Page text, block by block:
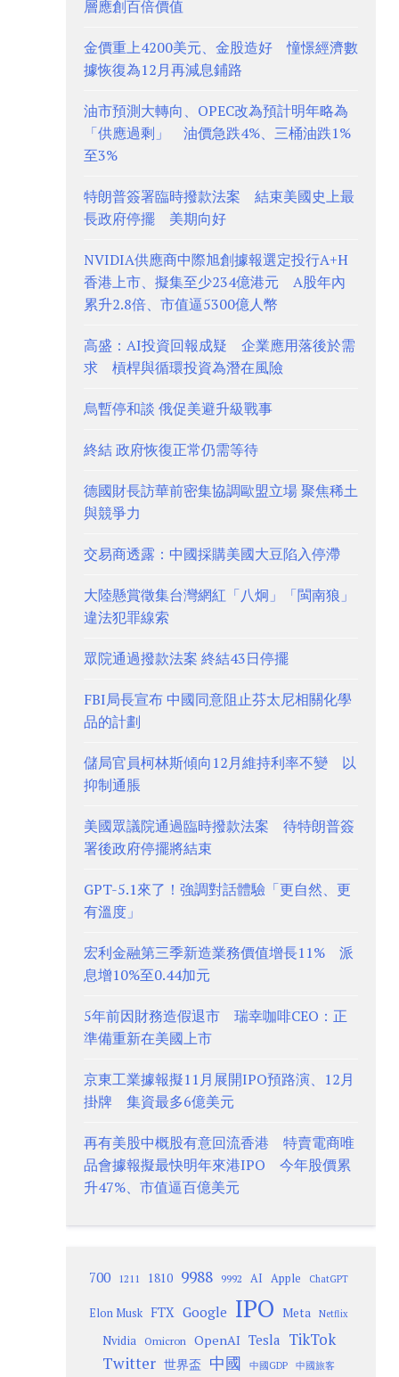
層應創百倍價值
金價重上4200美元、金股造好 憧憬經濟數
據恢復為12月再減息鋪路
油市預測大轉向、OPEC改為預計明年略為
「供應過剩」 油價急跌4%、三桶油跌1%
至3%
特朗普簽署臨時撥款法案 結束美國史上最
長政府停擺 美期向好
NVIDIA供應商中際旭創據報選定投行A+H
香港上市、擬集至少234億港元 A股年內
累升2.8倍、市值逼5300億人幣
高盛：AI投資回報成疑 企業應用落後於需
求 槓桿與循環投資為潛在風險
烏暫停和談 俄促美避升級戰事
終結 政府恢復正常仍需等待
德國財長訪華前密集協調歐盟立場 聚焦稀土
與競爭力
交易商透露：中國採購美國大豆陷入停滯
大陸懸賞徵集台灣網紅「八炯」「閩南狼」
違法犯罪線索
眾院通過撥款法案 終結43日停擺
FBI局長宣布 中國同意阻止芬太尼相關化學
品的計劃
儲局官員柯林斯傾向12月維持利率不變 以
抑制通脹
美國眾議院通過臨時撥款法案 待特朗普簽
署後政府停擺將結束
GPT-5.1來了！強調對話體驗「更自然、更
有溫度」
宏利金融第三季新造業務價值增長11% 派
息增10%至0.44加元
5年前因財務造假退市 瑞幸咖啡CEO：正
準備重新在美國上市
京東工業據報擬11月展開IPO預路演、12月
掛牌 集資最多6億美元
再有美股中概股有意回流香港 特賣電商唯
品會據報擬最快明年來港IPO 今年股價累
升47%、市值逼百億美元
700 1211 1810 9988 9992 AI Apple ChatGPT
Elon Musk FTX Google IPO Meta Netflix
Nvidia Omicron OpenAI Tesla TikTok
Twitter 世界盃 中國 中國GDP 中國旅客